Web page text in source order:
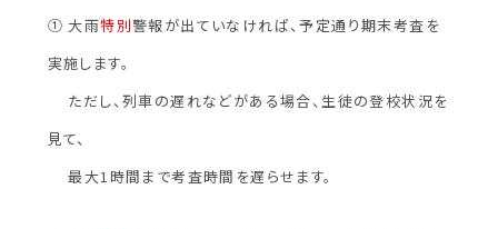
① 大雨特別警報が出ていなければ、予定通り期末考査を
実施します。
ただし、列車の遅れなどがある場合、生徒の登校状況を
見て、
最大1時間まで考査時間を遅らせます。